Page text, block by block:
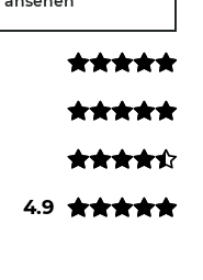
4.9